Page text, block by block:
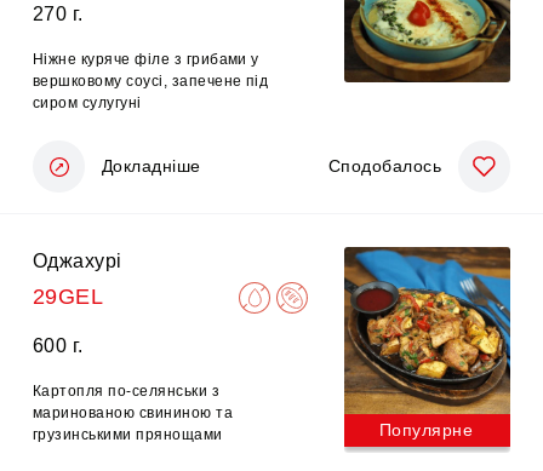
270 г.
Ніжне куряче філе з грибами у
вершковому соусі, запечене під
сиром сулугуні
Докладніше Сподобалось
Оджахурі
29GEL
600 г.
Картопля по-селянськи з
маринованою свининою та
грузинськими прянощами
Популярне